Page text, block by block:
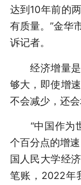
达到10年前的
有质量。”金华
诉记者。
经济增量是
够大，即使增
不会减少，还会
“中国作为世
个百分点的增
国人民大学经
笔账，2022年